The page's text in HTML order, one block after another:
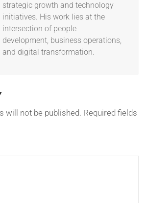
strategic growth and technology
initiatives. His work lies at the
intersection of people
development, business operations,
and digital transformation.
will not be published. Required fields